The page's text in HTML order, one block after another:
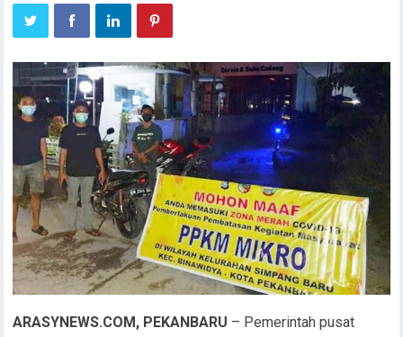
ARASYNEWS.COM, PEKANBARU – Pemerintah pusat